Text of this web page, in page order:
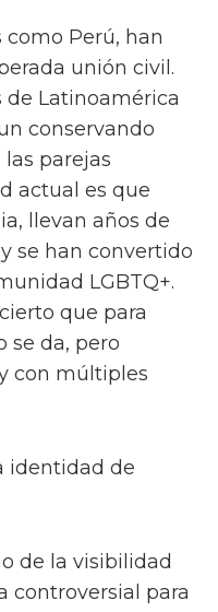
como Perú, han
unión civil.
de Latinoamérica
conservando
parejas
actual es que
llevan años de
se han convertido
LGBTQ+.
que para
se da, pero
con múltiples
identidad de
de la visibilidad
controversial para